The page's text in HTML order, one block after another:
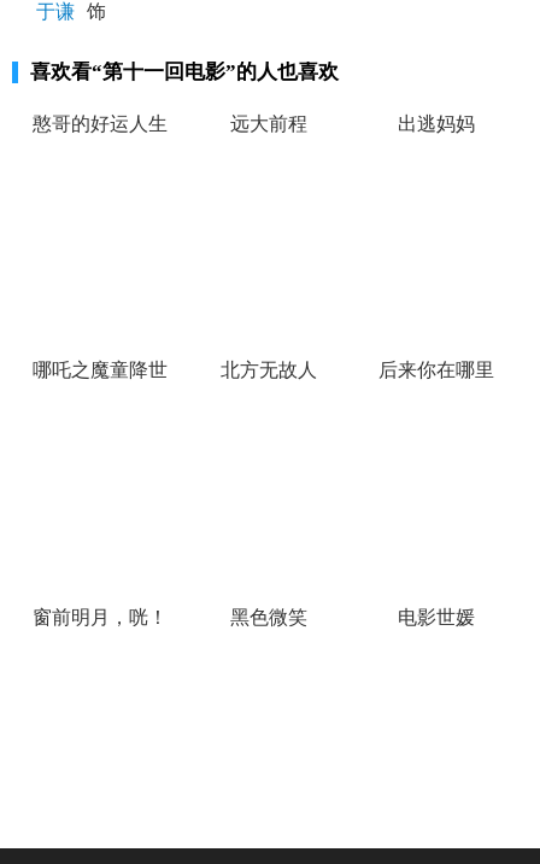
于谦 饰
喜欢看“第十一回电影”的人也喜欢
憨哥的好运人生 远大前程 出逃妈妈
哪吒之魔童降世 北方无故人 后来你在哪里
窗前明月，咣！ 黑色微笑 电影世媛